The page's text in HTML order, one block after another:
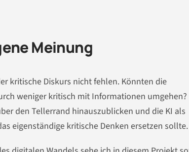
Meinung
kritische Diskurs nicht fehlen. Könnten die
weniger kritisch mit Informationen umgehen?
den Tellerrand hinauszublicken und die KI als
eigenständige kritische Denken ersetzen sollte.